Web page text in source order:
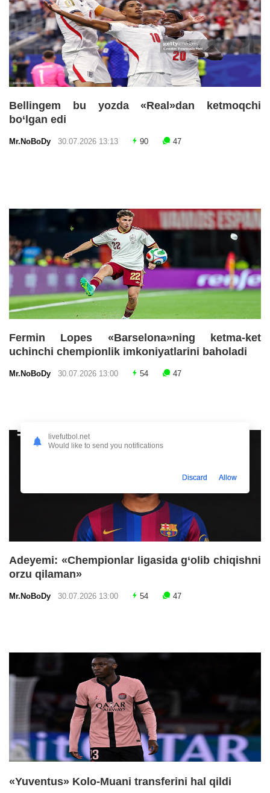
Bellingem bu yozda «Real»dan ketmoqchi
bo‘lgan edi
Mr.NoBoDy 30.07.2026 13:13 90 47
Fermin Lopes «Barselona»ning ketma-ket
uchinchi chempionlik imkoniyatlarini baholadi
Mr.NoBoDy 30.07.2026 13:00 54 47
Adeyemi: «Chempionlar ligasida g‘olib chiqishni
orzu qilaman»
Mr.NoBoDy 30.07.2026 13:00 54 47
«Yuventus» Kolo-Muani transferini hal qildi
livefutbol.net
Would like to send you notifications
Discard Allow